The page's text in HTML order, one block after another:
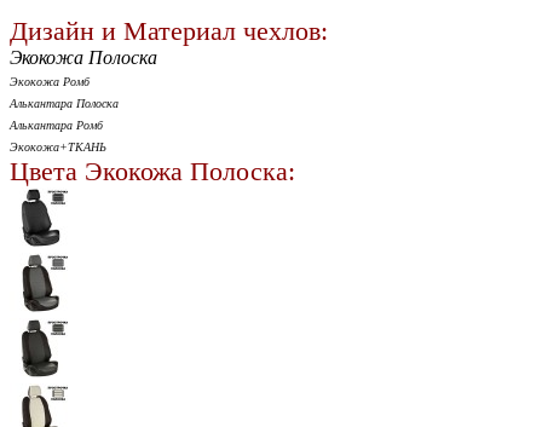
Дизайн и Материал чехлов:
Экокожа Полоска
Экокожа Ромб
Алькантара Полоска
Алькантара Ромб
Экокожа+ТКАНЬ
Цвета Экокожа Полоска: